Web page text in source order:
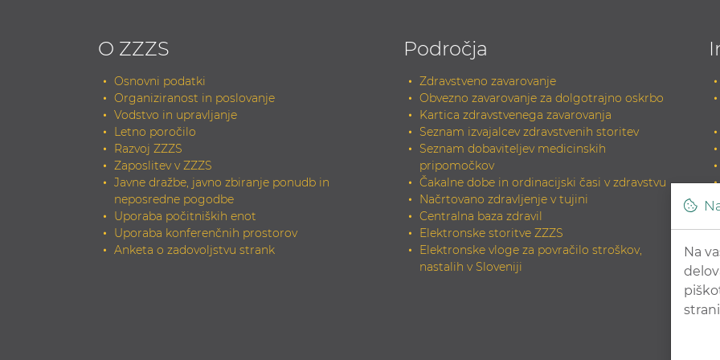
O ZZZS
Osnovni podatki
Organiziranost in poslovanje
Vodstvo in upravljanje
Letno poročilo
Razvoj ZZZS
Zaposlitev v ZZZS
Javne dražbe, javno zbiranje ponudb in
neposredne pogodbe
Uporaba počitniških enot
Uporaba konferenčnih prostorov
Anketa o zadovoljstvu strank
Področja
Zdravstveno zavarovanje
Obvezno zavarovanje za dolgotrajno oskrbo
Kartica zdravstvenega zavarovanja
Seznam izvajalcev zdravstvenih storitev
Seznam dobaviteljev medicinskih
pripomočkov
Čakalne dobe in ordinacijski časi v zdravstvu
Načrtovano zdravljenje v tujini
Centralna baza zdravil
Elektronske storitve ZZZS
Elektronske vloge za povračilo stroškov,
nastalih v Sloveniji
Na